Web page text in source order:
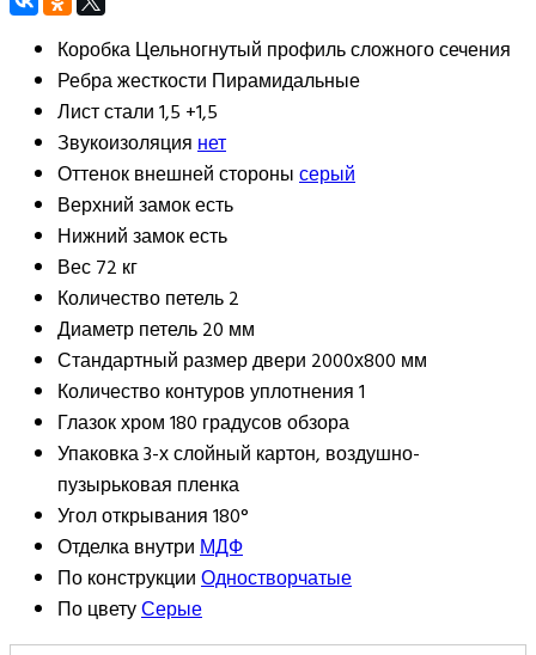
КоробкаЦельногнутый профиль сложного сечения
Ребра жесткости Пирамидальные
Лист стали1,5 +1,5
Звукоизоляциянет
Оттенок внешней сторонысерый
Верхний замокесть
Нижний замокесть
Вес72 кг
Количество петель2
Диаметр петель20 мм
Стандартный размер двери 2000х800 мм
Количество контуров уплотнения1
Глазокхром 180 градусов обзора
Упаковка3-х слойный картон, воздушно-
пузырьковая пленка
Угол открывания180°
Отделка внутриМДФ
По конструкцииОдностворчатые
По цветуСерые